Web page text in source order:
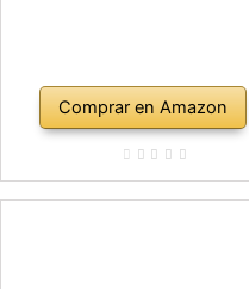
Comprar en Amazon